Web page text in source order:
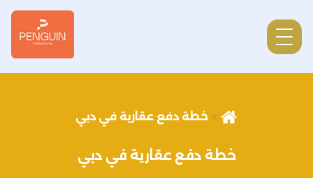
خطة دفع عقارية في دبي
خطة دفع عقارية في دبي